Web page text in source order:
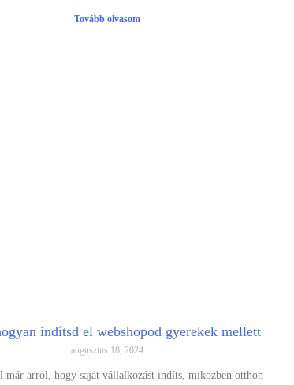
Tovább olvasom
indítsd el webshopod gyerekek mellett
augusztus 18, 2024
már arról, hogy saját vállalkozást indíts, miközben otthon